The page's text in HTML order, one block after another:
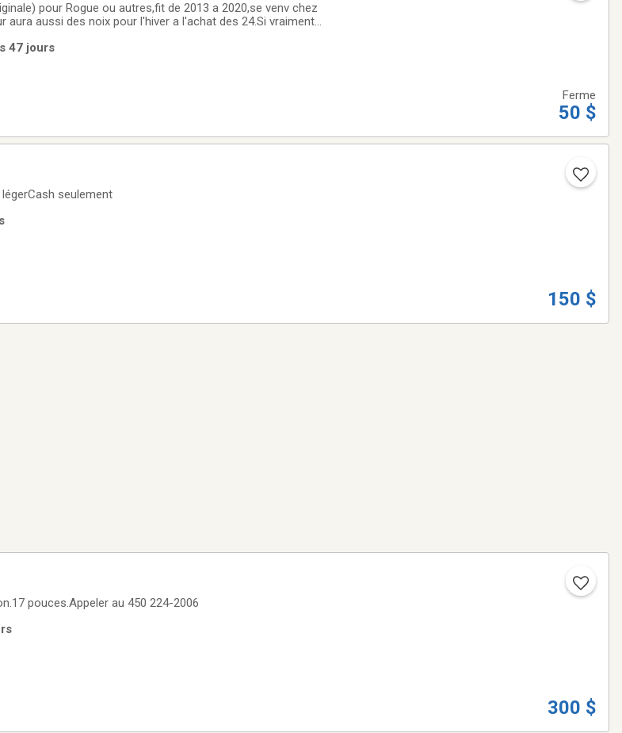
pour Rogue ou autres,fit de 2013 a 2020,se venv chez
aura aussi des noix pour l'hiver a l'achat des 24.Si vraiment
47 jours
Ferme
50 $
Très légerCash seulement
150 $
pouces.Appeler au 450 224-2006
300 $